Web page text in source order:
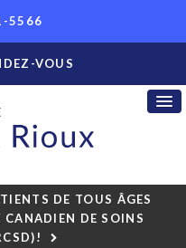
5566
VOUS
DE TOUS ÂGES
CANADIEN DE SOINS